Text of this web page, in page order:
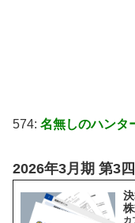
574: 名無しのハンタ
2026年3月期 第3
カ